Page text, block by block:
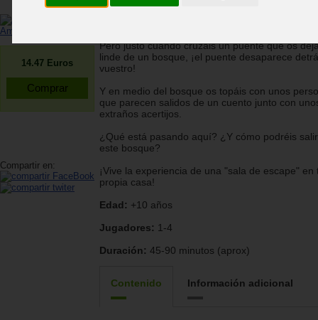
Ampliar imagen
14.47 Euros
Compartir en:
Pero justo cuando cruzáis un puente que os
linde de un bosque, ¡el puente desaparece
vuestro!
Y en medio del bosque os topáis con unos
que parecen salidos de un cuento junto con
extraños acertijos.
¿Qué está pasando aquí? ¿Y cómo podréis
este bosque?
¡Vive la experiencia de una "sala de escape" en
propia casa!
Edad: +10 años
Jugadores: 1-4
Duración: 45-90 minutos (aprox)
Contenido Información adicional